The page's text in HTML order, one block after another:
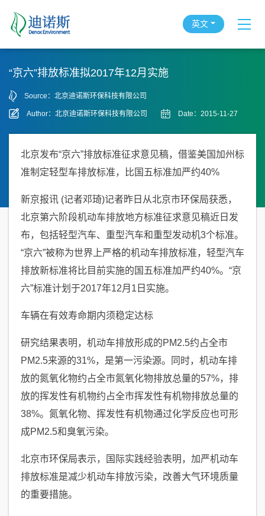
英文
“京六”排放标准拟2017年12月实施
Source：北京迪诺斯环保科技有限公司
Author：北京迪诺斯环保科技有限公司 Date：2015-11-27
北京发布“京六”排放标准征求意见稿，借鉴美国加州标
准制定轻型车排放标准，比国五标准加严约40%
新京报讯 (记者邓琦)记者昨日从北京市环保局获悉，
北京第六阶段机动车排放地方标准征求意见稿近日发
布，包括轻型汽车、重型汽车和重型发动机3个标准。
“京六”被称为世界上严格的机动车排放标准，轻型汽车
排放新标准将比目前实施的国五标准加严约40%。“京
六”标准计划于2017年12月1日实施。
车辆在有效寿命期内须稳定达标
研究结果表明，机动车排放形成的PM2.5约占全市
PM2.5来源的31%，是第一污染源。同时，机动车排
放的氮氧化物约占全市氮氧化物排放总量的57%，排
放的挥发性有机物约占全市挥发性有机物排放总量的
38%。氮氧化物、挥发性有机物通过化学反应也可形
成PM2.5和臭氧污染。
北京市环保局表示，国际实践经验表明，加严机动车
排放标准是减少机动车排放污染，改善大气环境质量
的重要措施。